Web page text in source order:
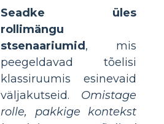
Seadke üles
rollimängu
stsenaariumid , mis
peegeldavad tõelisi
klassiruumis esinevaid
väljakutseid. Omistage
rolle, pakkige kontekst